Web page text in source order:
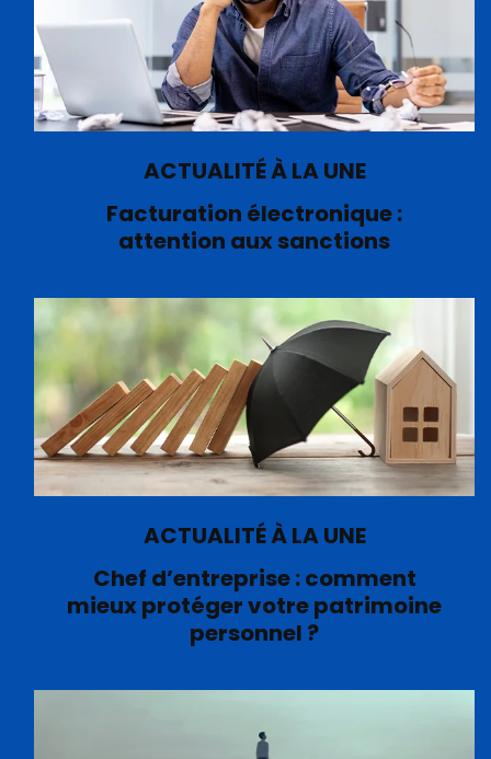
ACTUALITÉ À LA UNE
Facturation électronique :
attention aux sanctions
ACTUALITÉ À LA UNE
Chef d’entreprise : comment
mieux protéger votre patrimoine
personnel ?